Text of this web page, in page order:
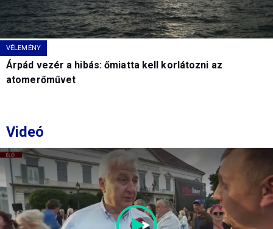
VÉLEMÉNY
Árpád vezér a hibás: őmiatta kell korlátozni az
atomerőművet
Videó